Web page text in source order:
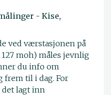
- Kise,
ved værstasjonen på
127 moh) måles jevnlig
du info om
frem til i dag. For
det lagt inn